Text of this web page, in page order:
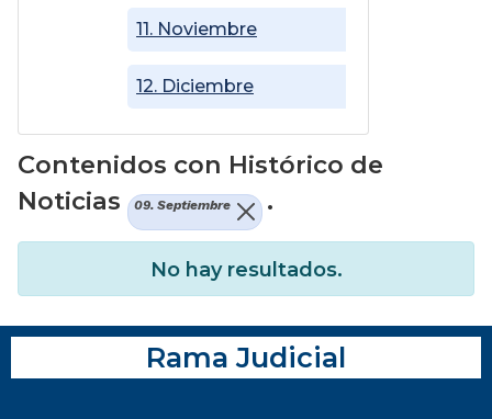
11. Noviembre
12. Diciembre
Contenidos con Histórico de
Noticias
09. Septiembre .
No hay resultados.
Rama Judicial